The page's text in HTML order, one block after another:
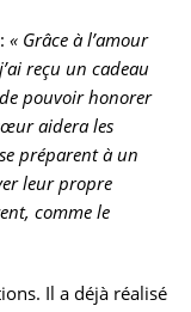
« Grâce à l’amour
reçu un cadeau
pouvoir honorer
aidera les
préparent à un
leur propre
comme le
Il a déjà réalisé